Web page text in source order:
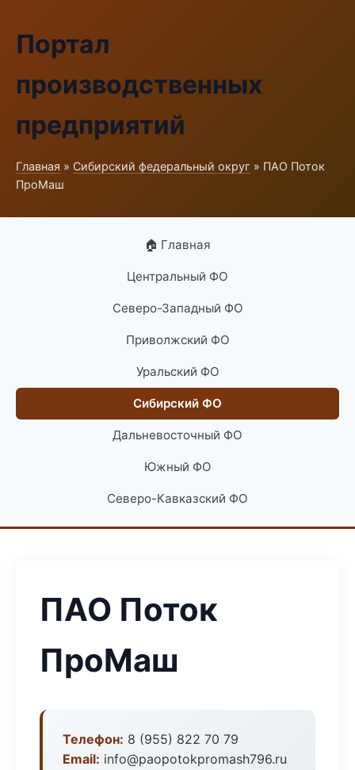
Портал
производственных
предприятий
Главная » Сибирский федеральный округ » ПАО Поток
ПроМаш
🏠 Главная
Центральный ФО
Северо-Западный ФО
Приволжский ФО
Уральский ФО
Сибирский ФО
Дальневосточный ФО
Южный ФО
Северо-Кавказский ФО
ПАО Поток
ПроМаш
Телефон: 8 (955) 822 70 79
Email: info@paopotokpromash796.ru